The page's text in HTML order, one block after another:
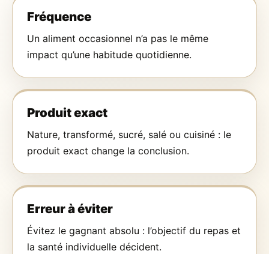
Fréquence
Un aliment occasionnel n’a pas le même
impact qu’une habitude quotidienne.
Produit exact
Nature, transformé, sucré, salé ou cuisiné : le
produit exact change la conclusion.
Erreur à éviter
Évitez le gagnant absolu : l’objectif du repas et
la santé individuelle décident.